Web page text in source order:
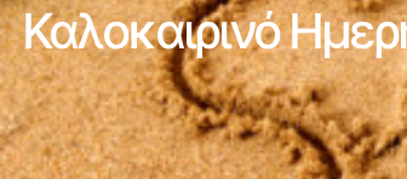
Καλοκαιρινό